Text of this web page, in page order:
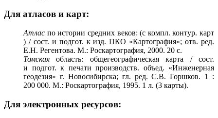
Для атласов и карт:
Атлас по истории средних веков: (с компл. контур. карт
) / сост. и подгот. к изд. ПКО «Картография»; отв. ред.
Е.Н. Регентова. М.: Роскартография, 2000. 20 с.
Томская область: общегеографическая карта / сост.
и подгот. к печати производств. объед. «Инженерная
геодезия» г. Новосибирска; гл. ред. С.В. Горшков. 1 :
200 000. М.: Роскартография, 1995. 1 л. (3 карты).
Для электронных ресурсов: